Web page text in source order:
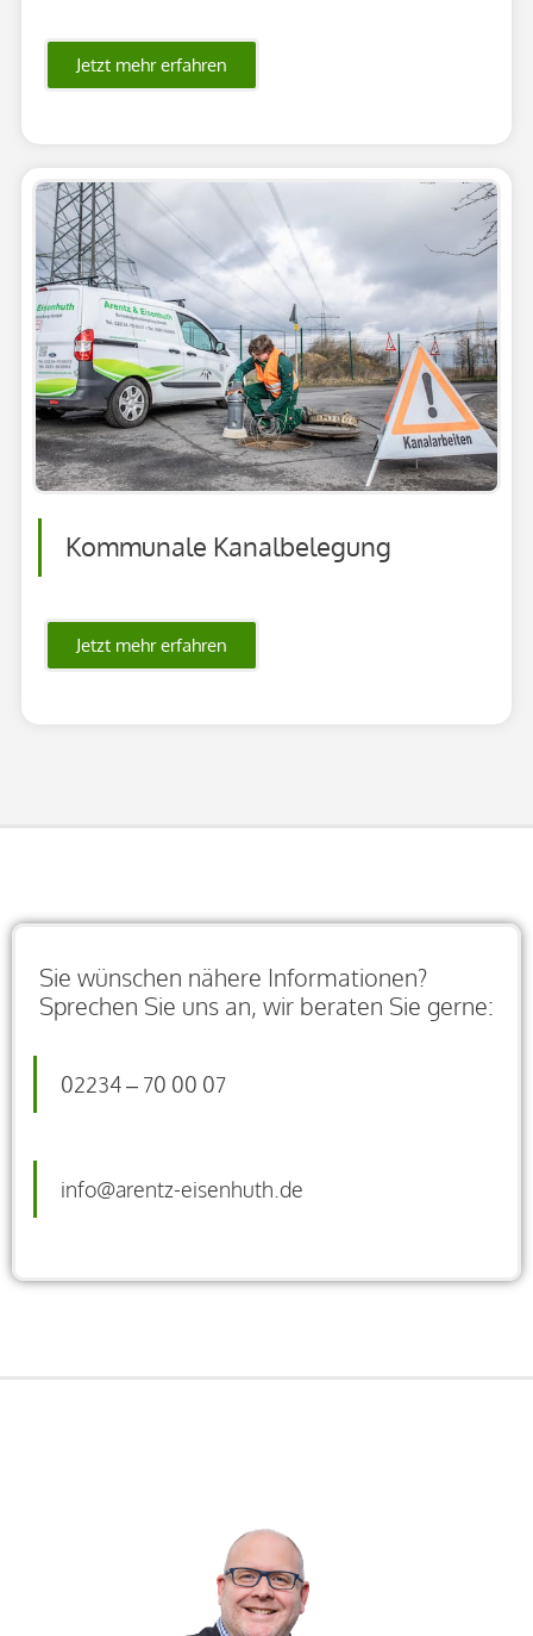
Jetzt mehr erfahren
Kommunale Kanalbelegung
Jetzt mehr erfahren
Sie wünschen nähere Informationen?
Sprechen Sie uns an, wir beraten Sie gerne:
02234 – 70 00 07
info@arentz-eisenhuth.de